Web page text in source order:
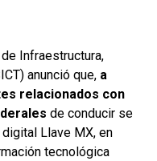
Infraestructura,
anunció que, a
relacionados con
de conducir se
Llave MX, en
tecnológica